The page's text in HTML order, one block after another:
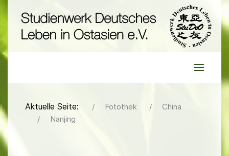
Aktuelle Seite: Fotothek
China
Nanjing